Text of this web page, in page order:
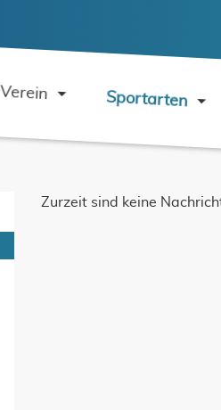
Verein Sportarten
Zurzeit sind keine